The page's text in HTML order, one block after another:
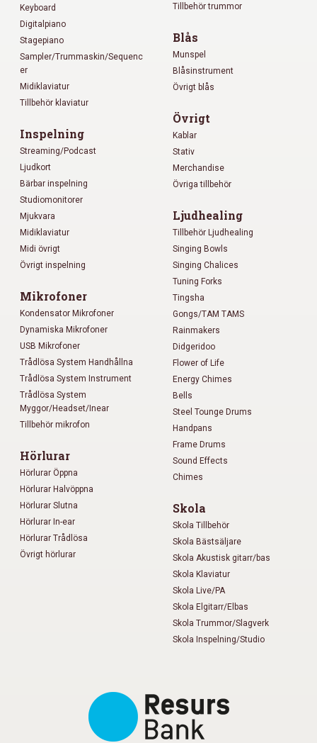
Keyboard
Digitalpiano
Stagepiano
Sampler/Trummaskin/Sequenc
er
Midiklaviatur
Tillbehör klaviatur
Inspelning
Streaming/Podcast
Ljudkort
Bärbar inspelning
Studiomonitorer
Mjukvara
Midiklaviatur
Midi övrigt
Övrigt inspelning
Mikrofoner
Kondensator Mikrofoner
Dynamiska Mikrofoner
USB Mikrofoner
Trådlösa System Handhållna
Trådlösa System Instrument
Trådlösa System
Myggor/Headset/Inear
Tillbehör mikrofon
Hörlurar
Hörlurar Öppna
Hörlurar Halvöppna
Hörlurar Slutna
Hörlurar In-ear
Hörlurar Trådlösa
Övrigt hörlurar
Tillbehör trummor
Blås
Munspel
Blåsinstrument
Övrigt blås
Övrigt
Kablar
Stativ
Merchandise
Övriga tillbehör
Ljudhealing
Tillbehör Ljudhealing
Singing Bowls
Singing Chalices
Tuning Forks
Tingsha
Gongs/TAM TAMS
Rainmakers
Didgeridoo
Flower of Life
Energy Chimes
Bells
Steel Tounge Drums
Handpans
Frame Drums
Sound Effects
Chimes
Skola
Skola Tillbehör
Skola Bästsäljare
Skola Akustisk gitarr/bas
Skola Klaviatur
Skola Live/PA
Skola Elgitarr/Elbas
Skola Trummor/Slagverk
Skola Inspelning/Studio